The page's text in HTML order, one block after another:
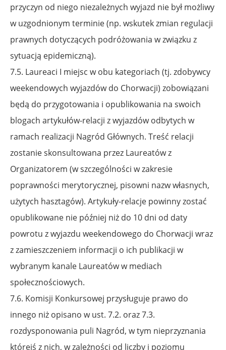
przyczyn od niego niezależnych wyjazd nie był możliwy
w uzgodnionym terminie(np. wskutek zmian regulacji
prawnych dotyczących podróżowania w związku z
sytuacją epidemiczną).
7.5. Laureaci I miejsc w obu kategoriach (tj. zdobywcy
weekendowych wyjazdów do Chorwacji) zobowiązani
będą do przygotowania i opublikowania na swoich
blogach artykułów-relacji z wyjazdów odbytych w
ramach realizacji Nagród Głównych. Treść relacji
zostanie skonsultowana przez Laureatów z
Organizatorem (w szczególności w zakresie
poprawności merytorycznej, pisowni nazw własnych,
użytych hasztagów). Artykuły-relacje powinny zostać
opublikowane nie później niż do 10 dni od daty
powrotu z wyjazdu weekendowego do Chorwacji wraz
z zamieszczeniem informacji o ich publikacji w
wybranym kanale Laureatów w mediach
społecznościowych.
7.6. Komisji Konkursowej przysługuje prawo do
innego niż opisano w ust. 7.2. oraz 7.3.
rozdysponowania puli Nagród, w tym nieprzyznania
którejś z nich, w zależności od liczby i poziomu